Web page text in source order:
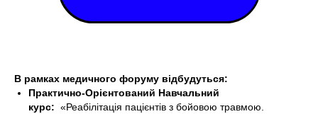
В рамках медичного форуму відбудуться:
Практично-Орієнтований Навчальний
курс: «Реабілітація пацієнтів з бойовою травмою.